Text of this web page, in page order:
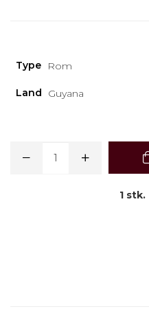
Type Rom
Land Guyana
1 stk.